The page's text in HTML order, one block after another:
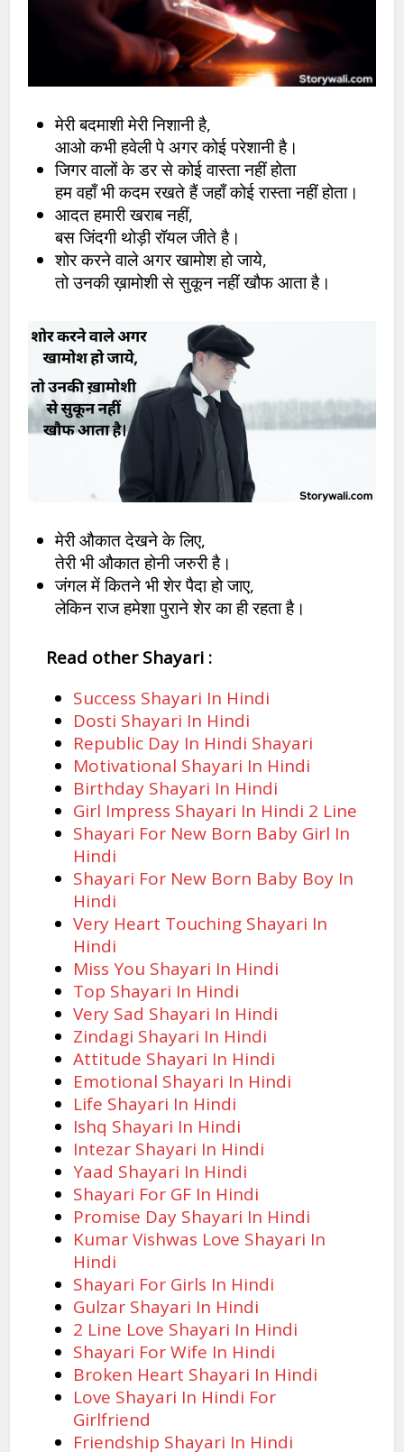
मेरी बदमाशी मेरी निशानी है,
आओ कभी हवेली पे अगर कोई परेशानी है।
जिगर वालों के डर से कोई वास्ता नहीं होता
हम वहाँ भी कदम रखते हैं जहाँ कोई रास्ता नहीं होता।
आदत हमारी खराब नहीं,
बस जिंदगी थोड़ी रॉयल जीते है।
शोर करने वाले अगर खामोश हो जाये,
तो उनकी ख़ामोशी से सुकून नहीं खौफ आता है।
मेरी औकात देखने के लिए,
तेरी भी औकात होनी जरुरी है।
जंगल में कितने भी शेर पैदा हो जाए,
लेकिन राज हमेशा पुराने शेर का ही रहता है।
Read other Shayari :
Success Shayari In Hindi
Dosti Shayari In Hindi
Republic Day In Hindi Shayari
Motivational Shayari In Hindi
Birthday Shayari In Hindi
Girl Impress Shayari In Hindi 2 Line
Shayari For New Born Baby Girl In
Hindi
Shayari For New Born Baby Boy In
Hindi
Very Heart Touching Shayari In
Hindi
Miss You Shayari In Hindi
Top Shayari In Hindi
Very Sad Shayari In Hindi
Zindagi Shayari In Hindi
Attitude Shayari In Hindi
Emotional Shayari In Hindi
Life Shayari In Hindi
Ishq Shayari In Hindi
Intezar Shayari In Hindi
Yaad Shayari In Hindi
Shayari For GF In Hindi
Promise Day Shayari In Hindi
Kumar Vishwas Love Shayari In
Hindi
Shayari For Girls In Hindi
Gulzar Shayari In Hindi
2 Line Love Shayari In Hindi
Shayari For Wife In Hindi
Broken Heart Shayari In Hindi
Love Shayari In Hindi For
Girlfriend
Friendship Shayari In Hindi